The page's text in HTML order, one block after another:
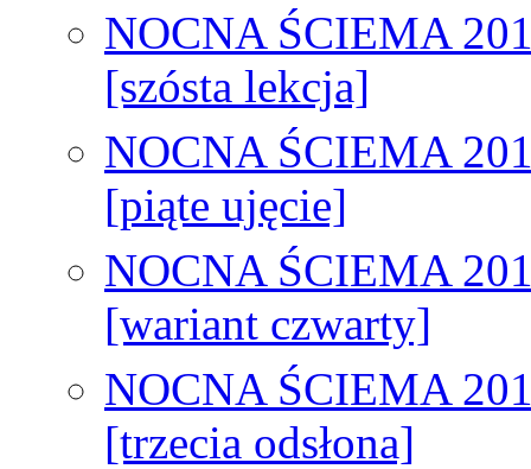
NOCNA ŚCIEMA
[szósta lekcja]
NOCNA ŚCIEMA
[piąte ujęcie]
NOCNA ŚCIEMA
[wariant czwarty]
NOCNA ŚCIEMA
[trzecia odsłona]